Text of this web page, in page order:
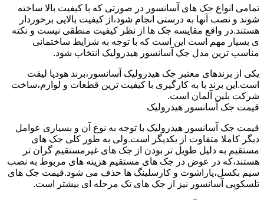
تمامی انواع جک های آسانسور در صورتی که با کیفیت بالا ساخته
شوند و نصب آنها به درستی انجام شود،از کیفیت بالایی برخوردار
هستند.در واقع مقایسه جک ها از نظر کیفیت منطقی نیست و نکته
ی بسیار مهم است این است که با توجه به شرایط ساختمانی
مناسب ترین مدل جک آسانسور هیدرولیک انتخاب شود.
یکی از برندهای معتبر جک هیدرولیک آسانسور،برند هودپا لیفت
است.این برند با به کارگیری با کیفیت ترین قطعات و لوازم،ساخت
شرکت بلین آلمان است.
قیمت جک آسانسور هیدرولیک
قیمت جک آسانسور هیدرولیک با توجه به نوع آن و بسیاری عوامل
دیگر کاملا متفاوت از یکدیگر است.ولی به طور کلی جک های
مستقیم به دلیل طویل تر بودن از جک های غیرمستقیم گران تر
هستند،که در عوض در جک های مستقیم هزینه های مربوط به نصب
سیم بکسل،پاراشوت و کارسلینگ ها حذف می شود.قیمت جک های
تلسکوپی آسانسور نیز از جک های تک مرحله ای بیشتر است.